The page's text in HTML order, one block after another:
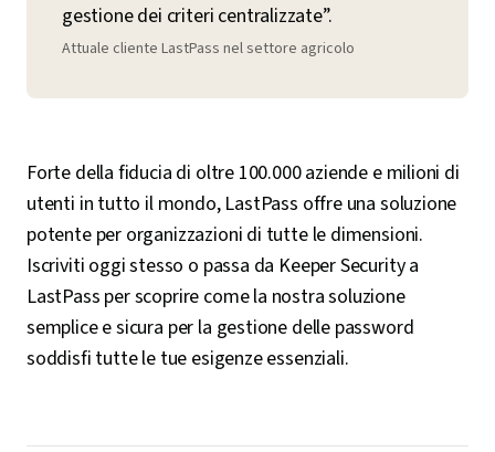
gestione dei criteri centralizzate”.
Attuale cliente LastPass nel settore agricolo
Forte della fiducia di oltre 100.000 aziende e milioni di
utenti in tutto il mondo, LastPass offre una soluzione
potente per organizzazioni di tutte le dimensioni.
Iscriviti oggi stesso o passa da Keeper Security a
LastPass per scoprire come la nostra soluzione
semplice e sicura per la gestione delle password
soddisfi tutte le tue esigenze essenziali.